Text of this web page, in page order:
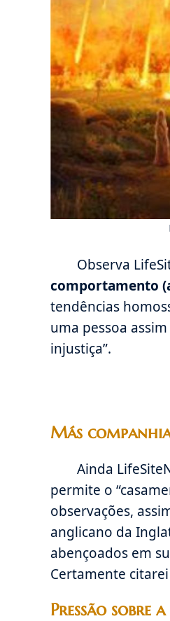
Observa
comportamento
tendências
uma pessoa
injustiça”.
Más
Ainda
permite o
observações,
anglicano da
abençoados em
Certamente
Pressão sobre